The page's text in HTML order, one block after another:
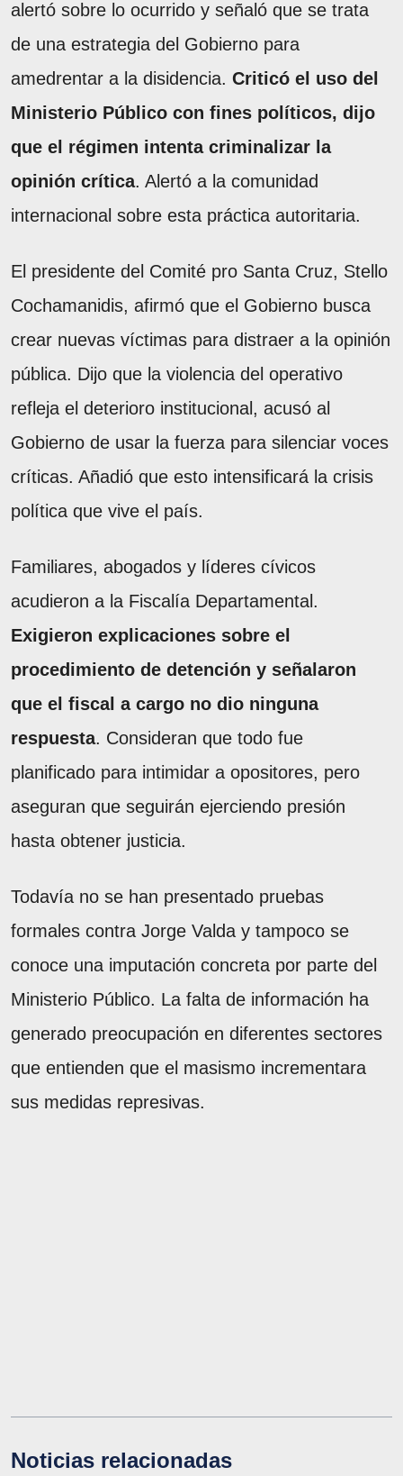
alertó sobre lo ocurrido y señaló que se trata
de una estrategia del Gobierno para
amedrentar a la disidencia. Criticó el uso del
Ministerio Público con fines políticos, dijo
que el régimen intenta criminalizar la
opinión crítica. Alertó a la comunidad
internacional sobre esta práctica autoritaria.
El presidente del Comité pro Santa Cruz, Stello
Cochamanidis, afirmó que el Gobierno busca
crear nuevas víctimas para distraer a la opinión
pública. Dijo que la violencia del operativo
refleja el deterioro institucional, acusó al
Gobierno de usar la fuerza para silenciar voces
críticas. Añadió que esto intensificará la crisis
política que vive el país.
Familiares, abogados y líderes cívicos
acudieron a la Fiscalía Departamental.
Exigieron explicaciones sobre el
procedimiento de detención y señalaron
que el fiscal a cargo no dio ninguna
respuesta. Consideran que todo fue
planificado para intimidar a opositores, pero
aseguran que seguirán ejerciendo presión
hasta obtener justicia.
Todavía no se han presentado pruebas
formales contra Jorge Valda y tampoco se
conoce una imputación concreta por parte del
Ministerio Público. La falta de información ha
generado preocupación en diferentes sectores
que entienden que el masismo incrementara
sus medidas represivas.
Noticias relacionadas